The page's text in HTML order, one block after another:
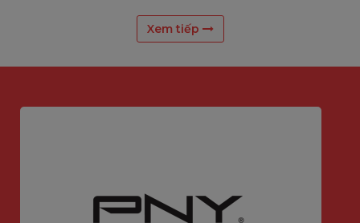
Xem tiếp